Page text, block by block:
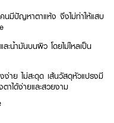
ปัญหาตาแห้ง จึงไม่ทำให้แสบ
น้ำมันบนผิว โดยไม่ไหลเป็น
ย ไม่สะดุด เส้นวัสดุหัวแปรงมี
าได้ง่ายและสวยงาม